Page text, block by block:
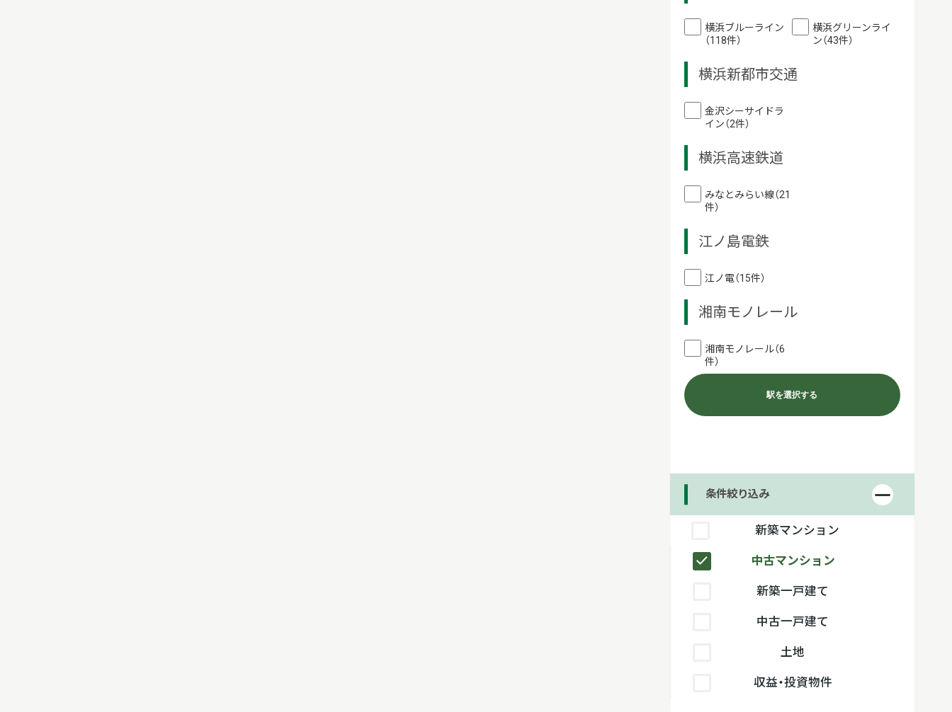
横浜ブルーライン
（118件）
横浜グリーンライ
ン（43件）
横浜新都市交通
金沢シーサイドラ
イン（2件）
横浜高速鉄道
みなとみらい線（21
件）
江ノ島電鉄
江ノ電（15件）
湘南モノレール
湘南モノレール（6
件）
駅を選択する
条件絞り込み
新築マンション
中古マンション
新築一戸建て
中古一戸建て
土地
収益・投資物件